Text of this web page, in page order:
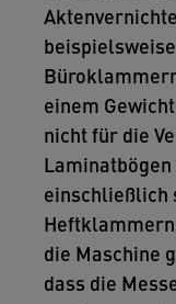
einem
nicht für die
Laminatbögen
einschließlich
die Maschine
dass die